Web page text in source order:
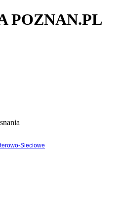
POZNAN.PL
Sieciowe